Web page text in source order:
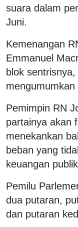
suara dalam
Juni.
Kemenangan
Emmanuel
blok
mengumumkan
Pemimpin RN
partainya akan
menekankan
beban yang
keuangan
Pemilu
dua putaran,
dan putaran